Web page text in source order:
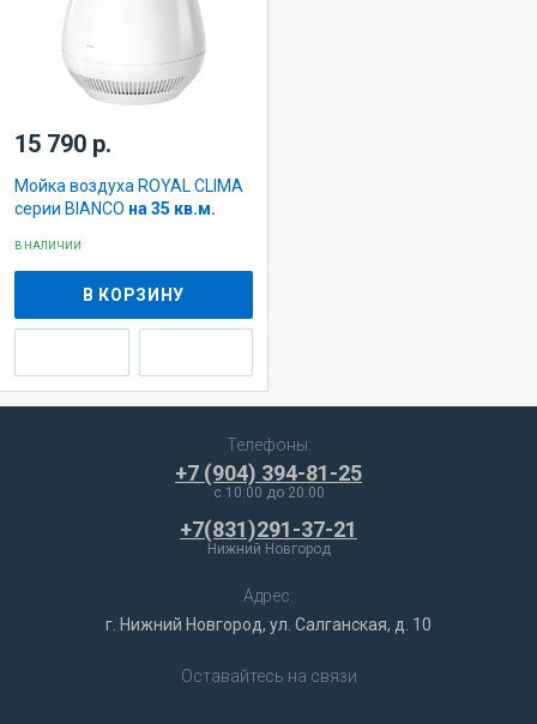
15 790 р.
Мойка воздуха ROYAL CLIMA
серии BIANCO на 35 кв.м.
В НАЛИЧИИ
В КОРЗИНУ
Телефоны:
+7 (904) 394-81-25
c 10:00 до 20:00
+7(831)291-37-21
Нижний Новгород
Адрес:
г. Нижний Новгород, ул. Салганская, д. 10
Оставайтесь на связи